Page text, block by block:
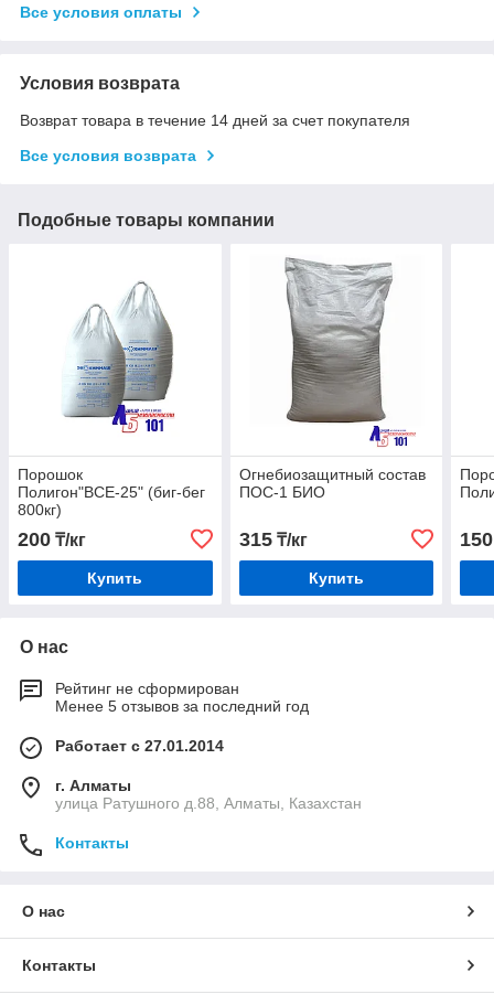
Все условия оплаты
Условия возврата
Возврат товара в течение 14 дней за счет покупателя
Все условия возврата
Подобные товары компании
Порошок
Полигон"ВСЕ-25" (биг-бег
800кг)
200 ₸/кг
Купить
Огнебиозащитный состав
ПОС-1 БИО
315₸/кг
Купить
150
О нас
Рейтинг не сформирован
Менее 5 отзывов за последний год
Работает с 27.01.2014
г. Алматы
улица Ратушного д.88, Алматы, Казахстан
Контакты
О нас
Контакты